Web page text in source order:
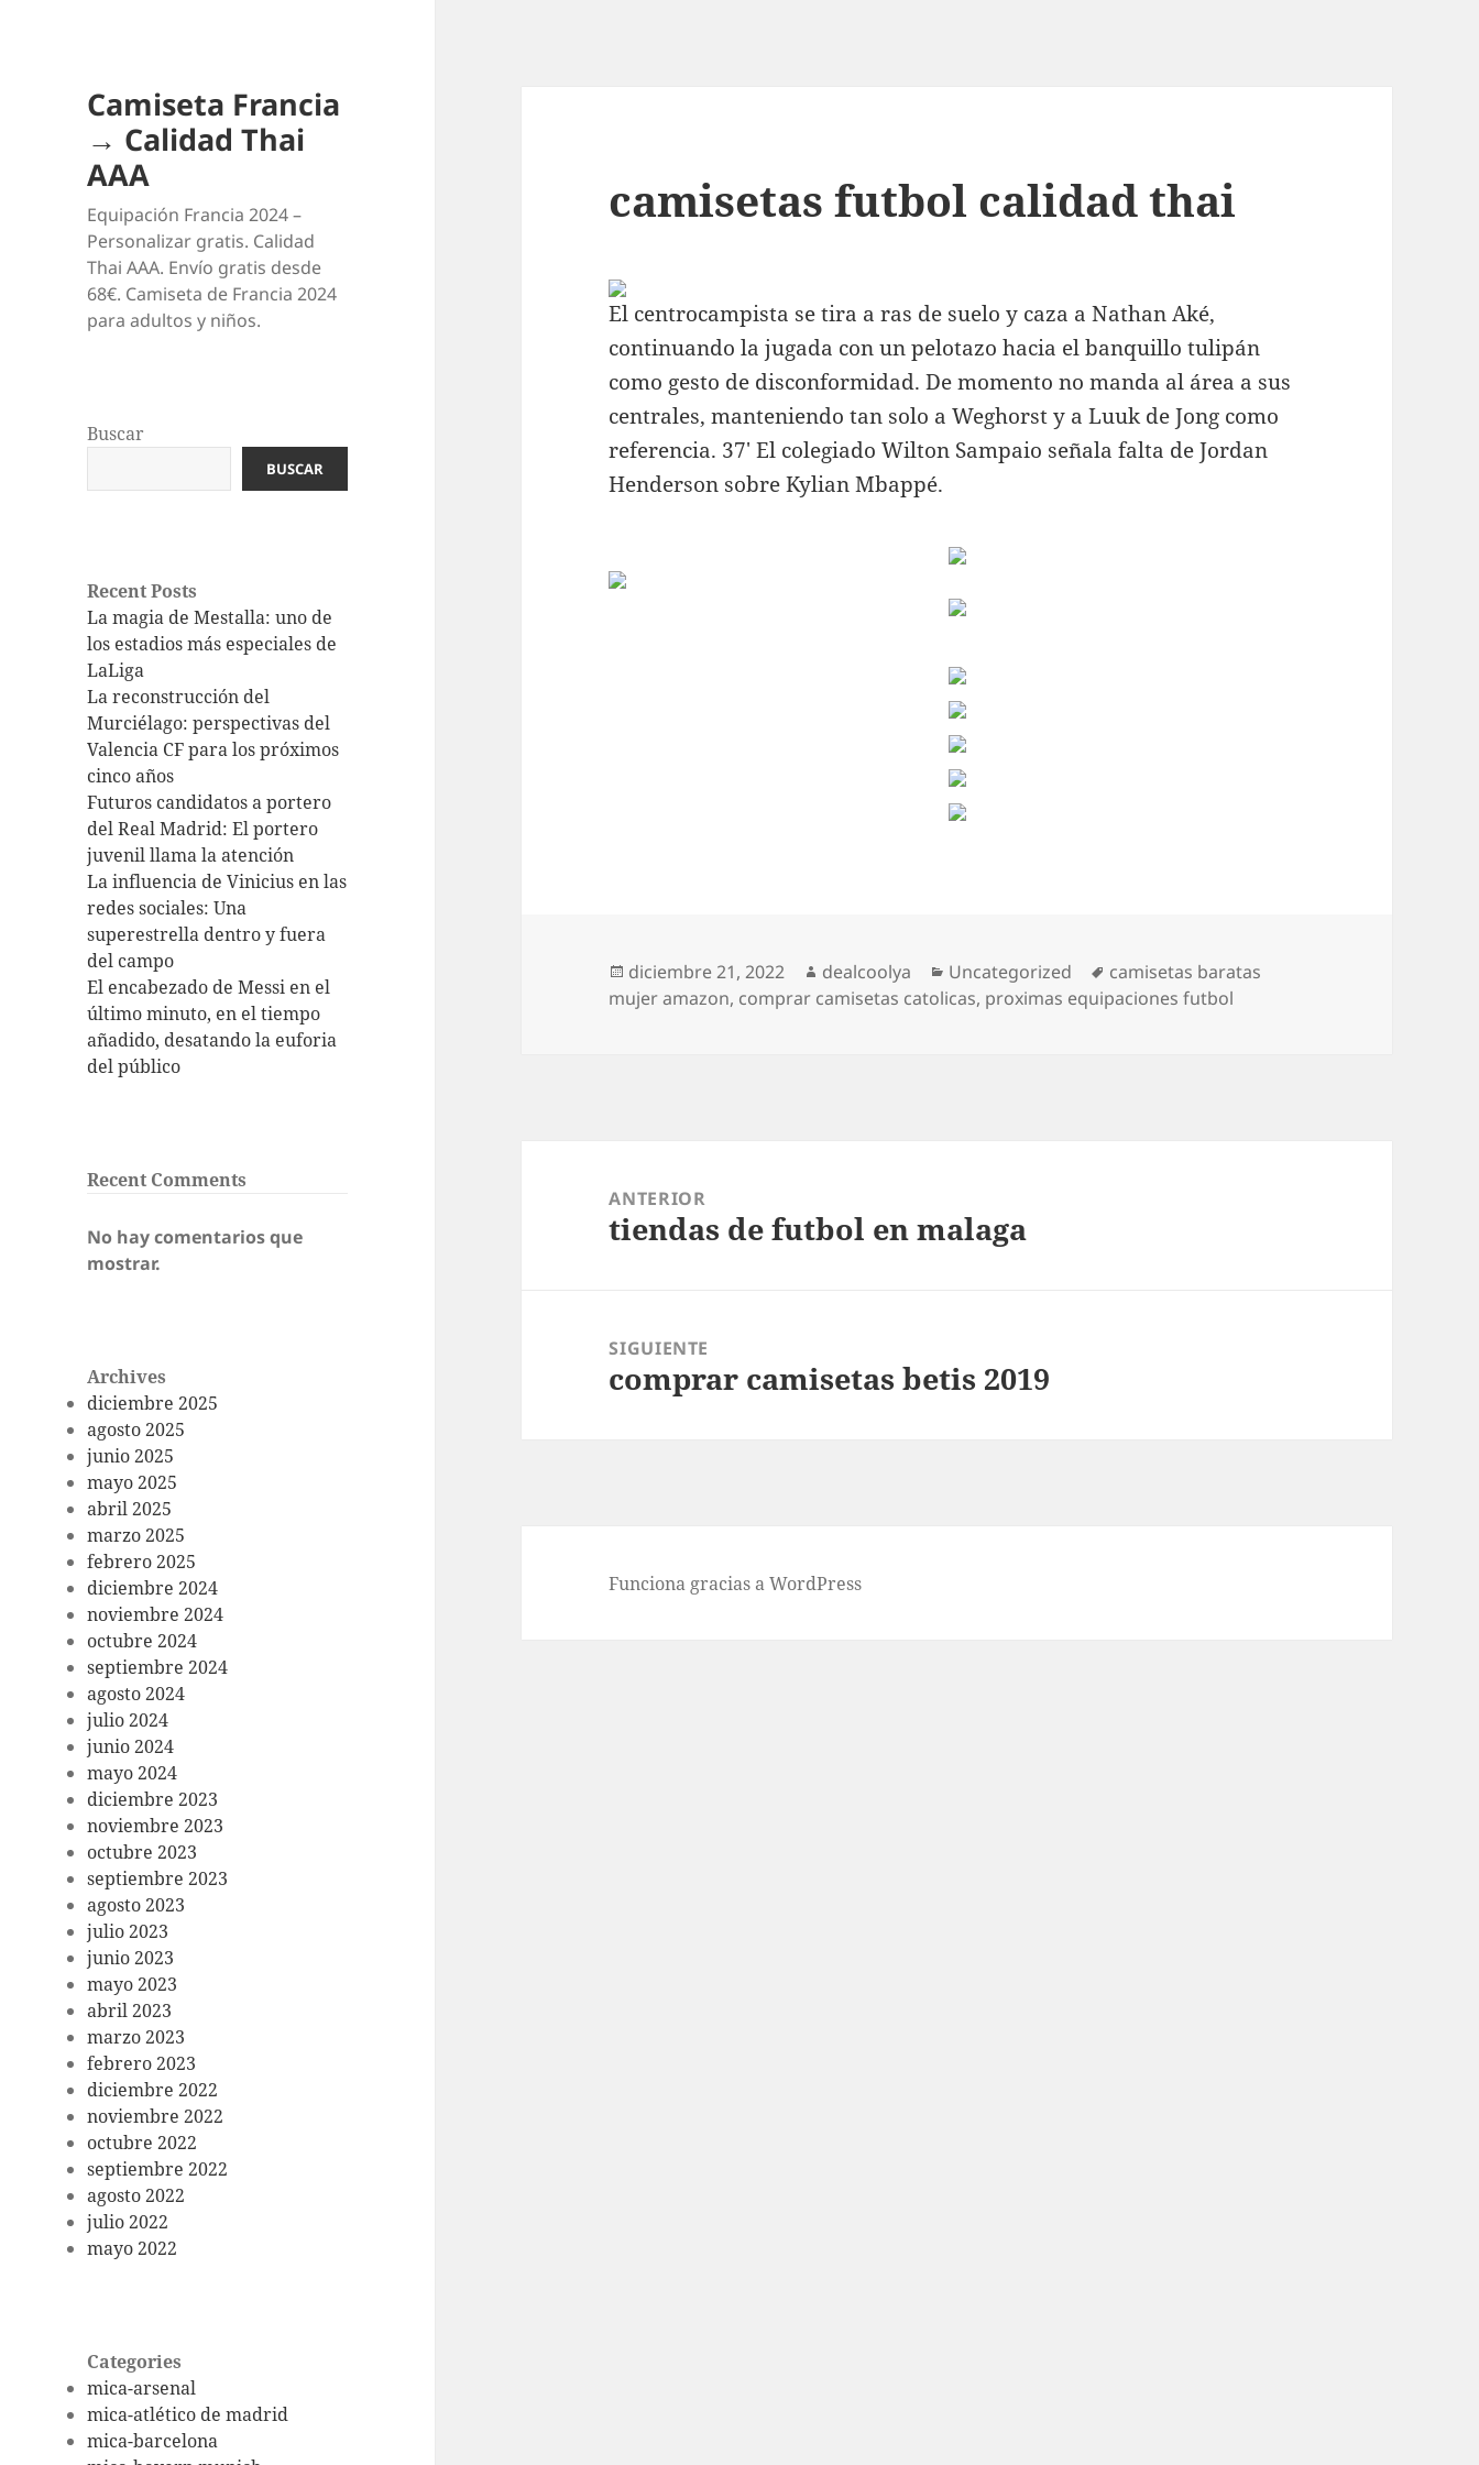
Camiseta Francia
→ Calidad Thai
AAA
Equipación Francia 2024 –
Personalizar gratis. Calidad
Thai AAA. Envío gratis desde
68€. Camiseta de Francia 2024
para adultos y niños.
Buscar
BUSCAR
Recent Posts
La magia de Mestalla: uno de
los estadios más especiales de
LaLiga
La reconstrucción del
Murciélago: perspectivas del
Valencia CF para los próximos
cinco años
Futuros candidatos a portero
del Real Madrid: El portero
juvenil llama la atención
La influencia de Vinicius en las
redes sociales: Una
superestrella dentro y fuera
del campo
El encabezado de Messi en el
último minuto, en el tiempo
añadido, desatando la euforia
del público
Recent Comments
No hay comentarios que
mostrar.
Archives
diciembre 2025
agosto 2025
junio 2025
mayo 2025
abril 2025
marzo 2025
febrero 2025
diciembre 2024
noviembre 2024
octubre 2024
septiembre 2024
agosto 2024
julio 2024
junio 2024
mayo 2024
diciembre 2023
noviembre 2023
octubre 2023
septiembre 2023
agosto 2023
julio 2023
junio 2023
mayo 2023
abril 2023
marzo 2023
febrero 2023
diciembre 2022
noviembre 2022
octubre 2022
septiembre 2022
agosto 2022
julio 2022
mayo 2022
Categories
mica-arsenal
mica-atlético de madrid
mica-barcelona
camisetas futbol calidad thai
El centrocampista se tira a ras de suelo y caza a Nathan Aké,
continuando la jugada con un pelotazo hacia el banquillo tulipán
como gesto de disconformidad. De momento no manda al área a sus
centrales, manteniendo tan solo a Weghorst y a Luuk de Jong como
referencia. 37′ El colegiado Wilton Sampaio señala falta de Jordan
Henderson sobre Kylian Mbappé.
Publicado
el
diciembre 21, 2022 Autor
dealcoolya Categorías
Uncategorized Etiquetas
camisetas baratas
mujer amazon, comprar camisetas catolicas, proximas equipaciones futbol
entradas
ANTERIOR
Entrada
tiendas de futbol en malaga
SIGUIENTE
Entrada
comprar camisetas betis 2019
Funciona gracias a WordPress